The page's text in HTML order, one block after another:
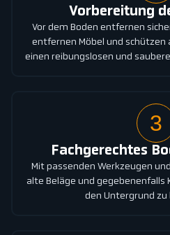
Vorbereitung
Vor dem Boden entfernen
entfernen Möbel und schützen
einen reibungslosen und
3
Fachgerechtes
Mit passenden Werkzeugen
alte Beläge und gegebenenfalls
den Untergrund zu